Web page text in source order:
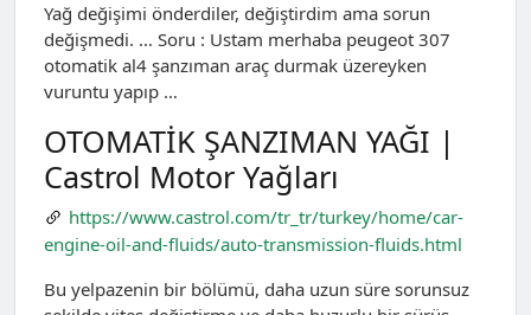
Yağ değişimi önderdiler, değiştirdim ama sorun
değişmedi. … Soru : Ustam merhaba peugeot 307
otomatik al4 şanzıman araç durmak üzereyken
vuruntu yapıp …
OTOMATİK ŞANZIMAN YAĞI |
Castrol Motor Yağları
https://www.castrol.com/tr_tr/turkey/home/car-
engine-oil-and-fluids/auto-transmission-fluids.html
Bu yelpazenin bir bölümü, daha uzun süre sorunsuz